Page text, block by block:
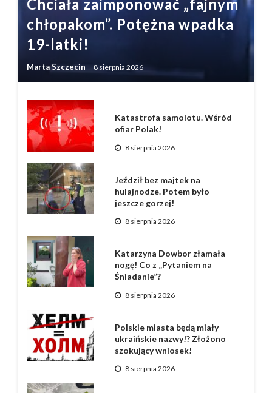
Chciała zaimponować „fajnym
chłopakom”. Potężna wpadka
19-latki!
Marta Szczecin 8 sierpnia 2026
Katastrofa samolotu. Wśród
ofiar Polak!
8 sierpnia 2026
Jeździł bez majtek na
hulajnodze. Potem było
jeszcze gorzej!
8 sierpnia 2026
Katarzyna Dowbor złamała
nogę! Co z „Pytaniem na
Śniadanie”?
8 sierpnia 2026
Polskie miasta będą miały
ukraińskie nazwy!? Złożono
szokujący wniosek!
8 sierpnia 2026